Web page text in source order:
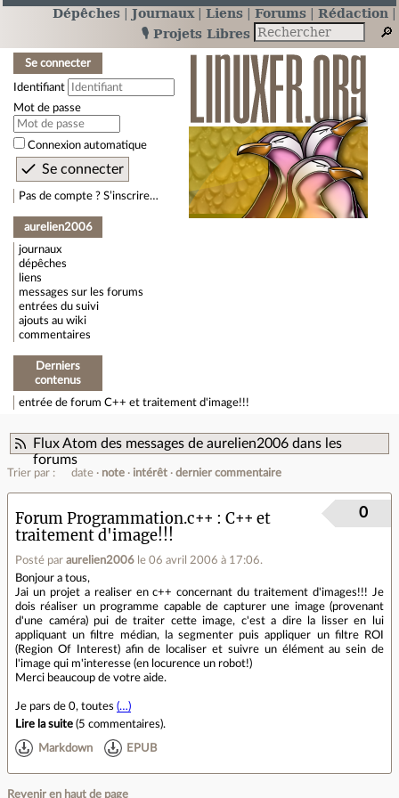
Dépêches Journaux Liens Forums
Rédaction
🎙️ Projets Libres
Se connecter
Identifiant
Mot de passe
Connexion automatique
Pas de compte ? S’inscrire…
aurelien2006
journaux
dépêches
liens
messages sur les forums
entrées du suivi
ajouts au wiki
commentaires
Derniers
contenus
entrée de forum C++ et traitement d'image!!!
Flux Atom des messages de aurelien2006 dans les
forums
Trier par : date note intérêt dernier commentaire
Forum Programmation.c++
C++ et
traitement d'image!!!
Posté par aurelien2006 le 06 avril 2006 à 17:06.
0
Bonjour a tous,
Jai un projet a realiser en c++ concernant du traitement d'images!!! Je
dois réaliser un programme capable de capturer une image (provenant
d'une caméra) pui de traiter cette image, c'est a dire la lisser en lui
appliquant un filtre médian, la segmenter puis appliquer un filtre ROI
(Region Of Interest) afin de localiser et suivre un élément au sein de
l'image qui m'interesse (en locurence un robot!)
Merci beaucoup de votre aide.
Je pars de 0, toutes (…)
Lire la suite (5 commentaires).
Markdown EPUB
Revenir en haut de page